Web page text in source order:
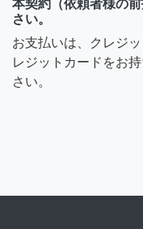
本契約（依頼者様の
さい。
お支払いは、クレジ
レジットカードをお
さい。